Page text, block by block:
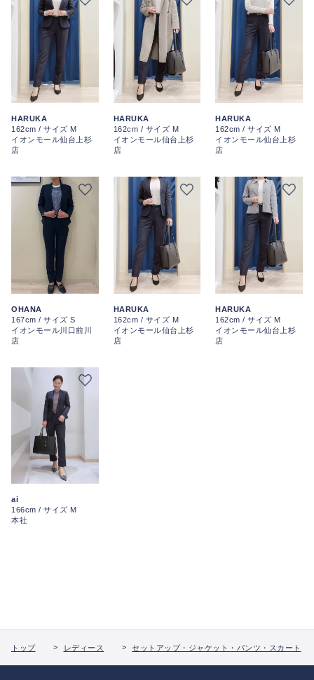
HARUKA
162cm / サイズ M
イオンモール仙台上杉
店
HARUKA
162cm / サイズ M
イオンモール仙台上杉
店
HARUKA
162cm / サイズ M
イオンモール仙台上杉
店
OHANA
167cm / サイズ S
イオンモール川口前川
店
HARUKA
162cm / サイズ M
イオンモール仙台上杉
店
HARUKA
162cm / サイズ M
イオンモール仙台上杉
店
ai
166cm / サイズ M
本社
トップ レディース セットアップ・ジャケット・パンツ・スカート